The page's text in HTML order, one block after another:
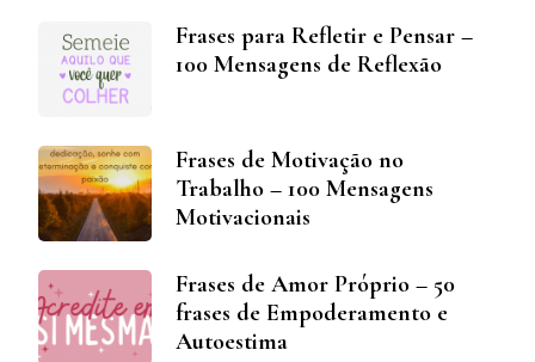
Frases para Refletir e Pensar –
100 Mensagens de Reflexão
Frases de Motivação no
Trabalho – 100 Mensagens
Motivacionais
Frases de Amor Próprio – 50
frases de Empoderamento e
Autoestima